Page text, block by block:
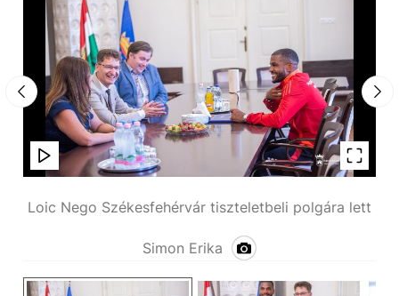
Loic Nego Székesfehérvár tiszteletbeli polgára lett
Simon Erika